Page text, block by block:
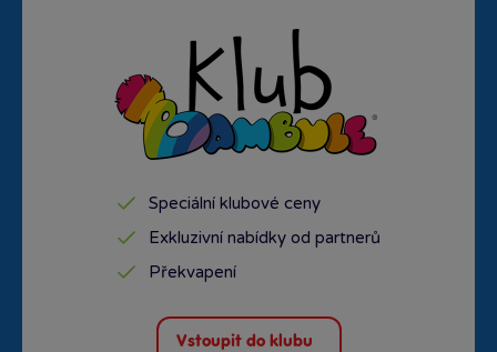
Speciální klubové ceny
Exkluzivní nabídky od partnerů
Překvapení
Vstoupit do klubu